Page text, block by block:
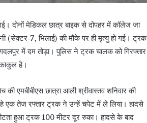
दोनों मेडिकल छात्र बाइक से दोपहर में कॉलेज जा
(सेक्टर-7, भिलाई) की मौके पर ही मृत्यु हो गई। ट्रक
में दम तोड़ा। पुलिस ने ट्रक चालक को गिरफ्तार
है।
एमबीबीएस छात्रा आली श्रीवास्तव शनिवार की
एक तेज रफ्तार ट्रक ने उन्हें चपेट में ले लिया। हादसे
हुआ ट्रक 100 मीटर दूर रुका। हादसे के बाद